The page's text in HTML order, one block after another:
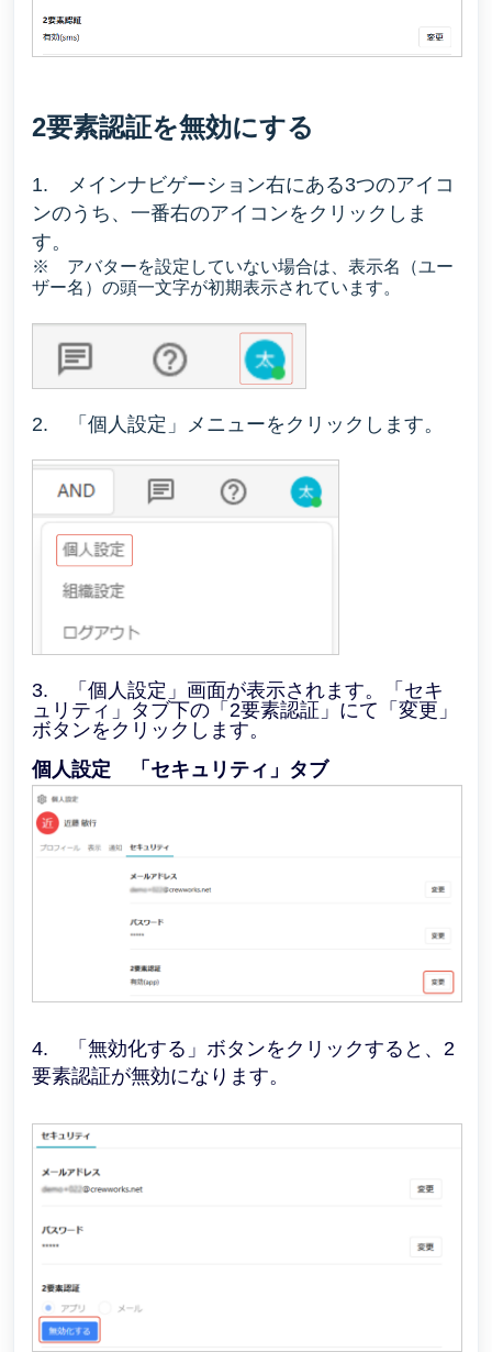
2要素認証を無効にする
1.
メインナビゲーション右にある3つのアイコ
ンのうち、一番右のアイコンをクリックしま
す。
※ アバターを設定していない場合は、表示名（ユー
ザー名）の頭一文字が初期表示されています。
2. 「個人設定」メニューをクリックします。
3. 「個人設定」画面が表示されます。「セキ
ュリティ」タブ下の「2要素認証」にて「変更」
ボタンをクリックします。
個人設定 「セキュリティ」タブ
4. 「無効化する」ボタンをクリックすると、2
要素認証が無効になります。